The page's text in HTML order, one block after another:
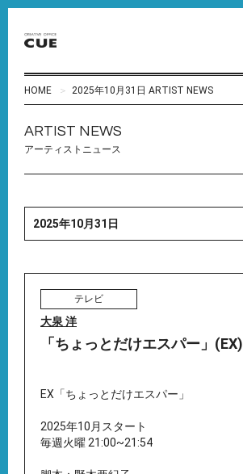
HOME 2025年10月31日 ARTIST NEWS
ARTIST NEWS
アーティストニュース
2025年10月31日
テレビ
大泉 洋
「ちょっとだけエスパー」(EX)
EX「ちょっとだけエスパー」
2025年10月スタート
毎週火曜 21:00~21:54